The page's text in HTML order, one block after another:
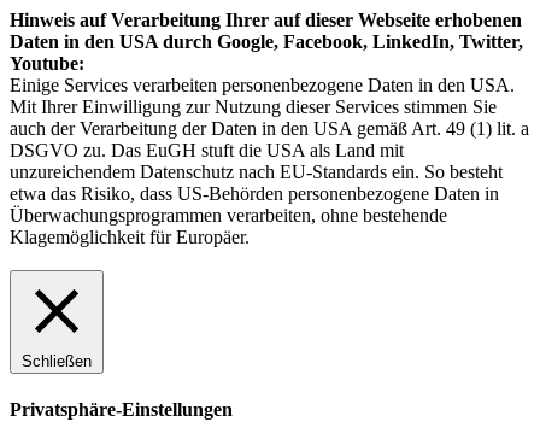
Hinweis auf Verarbeitung Ihrer auf dieser Webseite erhobenen
Daten in den USA durch Google, Facebook, LinkedIn, Twitter,
Youtube:
Einige Services verarbeiten personenbezogene Daten in den USA.
Mit Ihrer Einwilligung zur Nutzung dieser Services stimmen Sie
auch der Verarbeitung der Daten in den USA gemäß Art. 49 (1) lit. a
DSGVO zu. Das EuGH stuft die USA als Land mit
unzureichendem Datenschutz nach EU-Standards ein. So besteht
etwa das Risiko, dass US-Behörden personenbezogene Daten in
Überwachungsprogrammen verarbeiten, ohne bestehende
Klagemöglichkeit für Europäer.
Schließen
Privatsphäre-Einstellungen